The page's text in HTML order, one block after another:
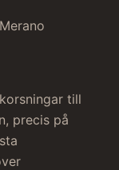
till
precis på